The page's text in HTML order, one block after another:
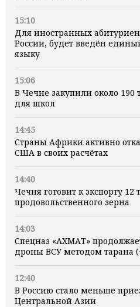
15:10
Для иностранных
России, будет введён
языку
15:06
В Чечне закупили около 190
для школ
14:45
Страны Африки активно
США в своих расчётах
14:40
Чечня готовит к экспорту 12
продовольственного зерна
14:03
Спецназ «АХМАТ»
дроны ВСУ методом тарана
12:40
В Россию стало меньше
Центральной Азии